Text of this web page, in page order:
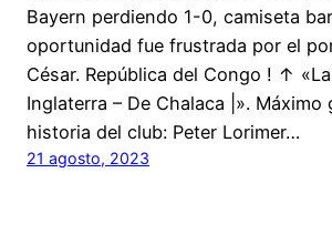
Bayern perdiendo 1-0, camiseta
oportunidad fue frustrada por el
César. República del Congo ! ↑
Inglaterra – De Chalaca |». Máximo
historia del club: Peter Lorimer…
21 agosto, 2023